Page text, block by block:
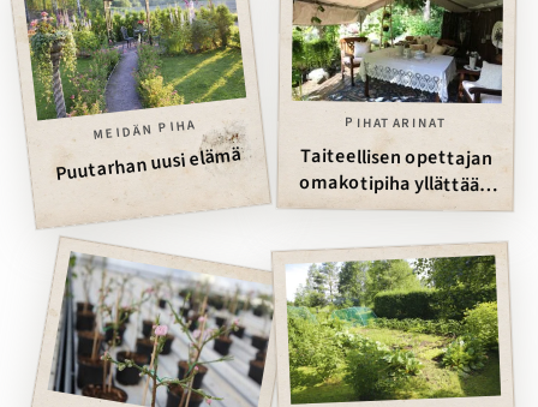
MEIDÄN PIHA
Puutarhan uusi elämä
PIHATARINAT
Taiteellisen opettajan
omakotipiha yllättää –
Suomen Paras Piha -